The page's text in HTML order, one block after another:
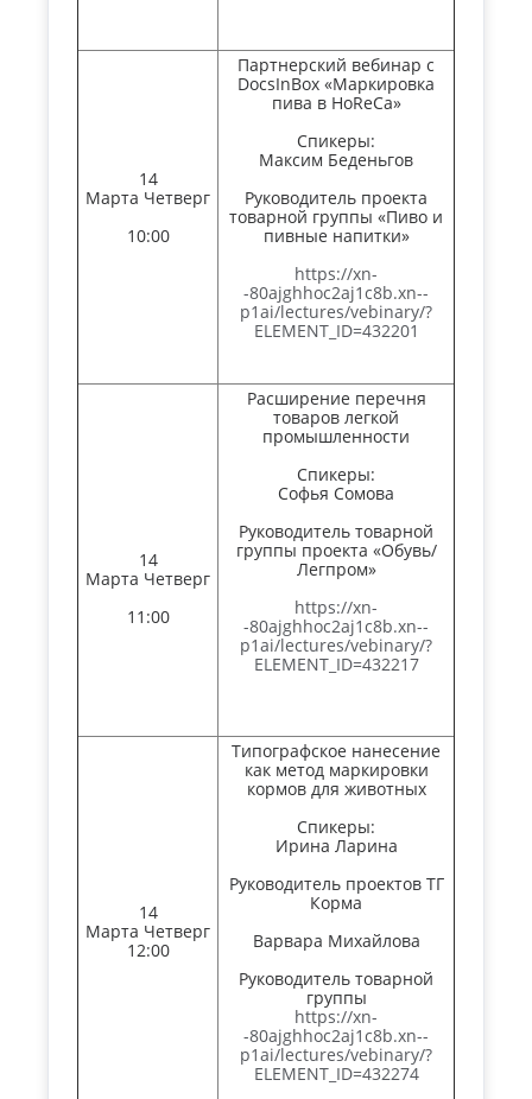
14
Марта Четверг
10:00
Партнерский вебинар с
DocsInBox «Маркировка
пива в HoReCa»
Спикеры:
Максим Беденьгов
Руководитель проекта
товарной группы «Пиво и
пивные напитки»
https://xn-
-80ajghhoc2aj1c8b.xn--
p1ai/lectures/vebinary/?
ELEMENT_ID=432201
14
Марта Четверг
11:00
Расширение перечня
товаров легкой
промышленности
Спикеры:
Софья Сомова
Руководитель товарной
группы проекта «Обувь/
Легпром»
https://xn-
-80ajghhoc2aj1c8b.xn--
p1ai/lectures/vebinary/?
ELEMENT_ID=432217
14
Марта Четверг
12:00
Типографское нанесение
как метод маркировки
кормов для животных
Спикеры:
Ирина Ларина
Руководитель проектов ТГ
Корма
Варвара Михайлова
Руководитель товарной
группы
https://xn-
-80ajghhoc2aj1c8b.xn--
p1ai/lectures/vebinary/?
ELEMENT_ID=432274